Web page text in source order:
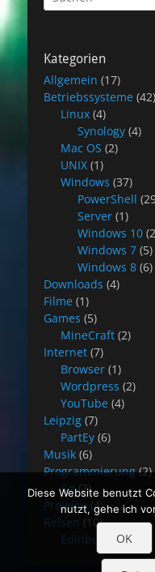
nach:
Kategorien
Allgemein (17)
Betriebssysteme (42)
Linux (4)
Synology (4)
Mac OS (2)
UNIX (1)
Windows (37)
PowerShell
Server (1)
Windows 10
Windows 7 (5)
Windows 8 (6)
Downloads (4)
Filme (1)
Games (5)
MineCraft (2)
Internet (7)
Browser (1)
Wordpress (2)
YouTube (4)
Leipzig (7)
PartEy (6)
Musik (6)
Programmierung (2)
C#(2)
Projekte (4)
Reisen (10)
Edinburgh(8)
Diese Website benutzt
nutzt, gehe ich
OK